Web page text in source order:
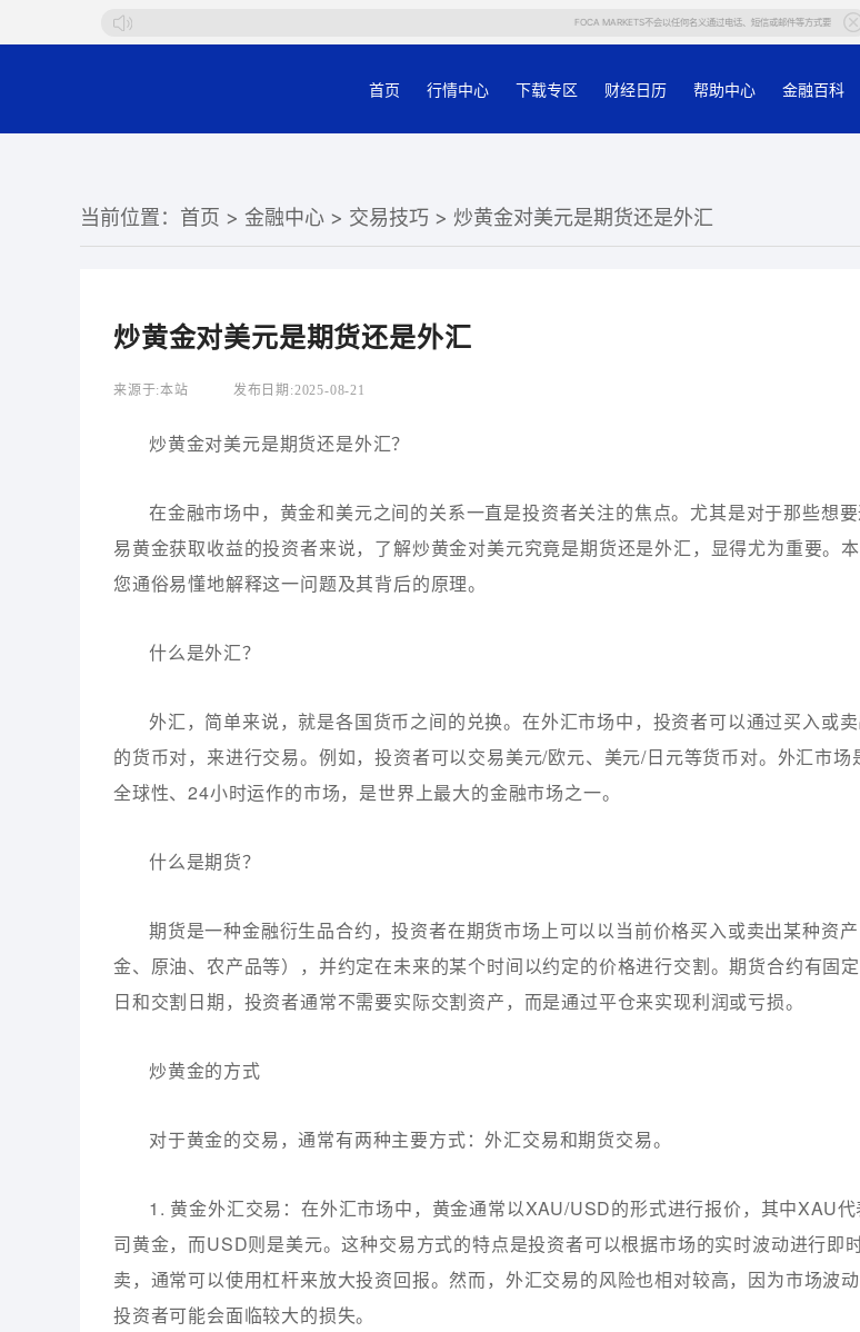
FOCA MARKETS不会以任何名义通过电话、短信或邮件等方式要求客户提供
首页 行情中心 下载专区 财经日历 帮助中心 金融百科
当前位置： 首页 > 金融中心 > 交易技巧 > 炒黄金对美元是期货还是外汇
炒黄金对美元是期货还是外汇
来源于:本站 发布日期:2025-08-21
炒黄金对美元是期货还是外汇？
在金融市场中，黄金和美元之间的关系一直是投资者关注的焦点。尤其是对于那些想
易黄金获取收益的投资者来说，了解炒黄金对美元究竟是期货还是外汇，显得尤为重要。
您通俗易懂地解释这一问题及其背后的原理。
什么是外汇？
外汇，简单来说，就是各国货币之间的兑换。在外汇市场中，投资者可以通过买入或
的货币对，来进行交易。例如，投资者可以交易美元/欧元、美元/日元等货币对。外汇市场
全球性、24小时运作的市场，是世界上最大的金融市场之一。
什么是期货？
期货是一种金融衍生品合约，投资者在期货市场上可以以当前价格买入或卖出某种资
金、原油、农产品等），并约定在未来的某个时间以约定的价格进行交割。期货合约有固
日和交割日期，投资者通常不需要实际交割资产，而是通过平仓来实现利润或亏损。
炒黄金的方式
对于黄金的交易，通常有两种主要方式：外汇交易和期货交易。
1. 黄金外汇交易：在外汇市场中，黄金通常以XAU/USD的形式进行报价，其中XAU
司黄金，而USD则是美元。这种交易方式的特点是投资者可以根据市场的实时波动进行即
卖，通常可以使用杠杆来放大投资回报。然而，外汇交易的风险也相对较高，因为市场波动
投资者可能会面临较大的损失。